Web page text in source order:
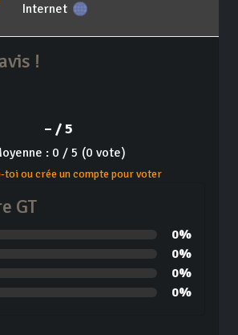
Internet
!
– / 5
: 0 / 5 (0 vote)
toi ou crée un compte pour voter
GT
0%
0%
0%
0%